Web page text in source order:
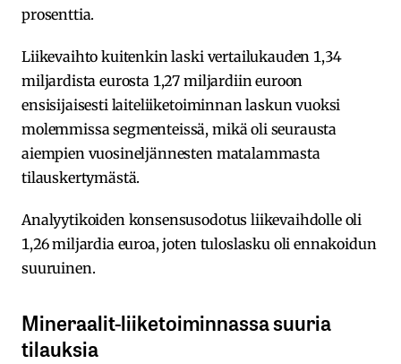
prosenttia.
Liikevaihto kuitenkin laski vertailukauden 1,34
miljardista eurosta 1,27 miljardiin euroon
ensisijaisesti laiteliiketoiminnan laskun vuoksi
molemmissa segmenteissä, mikä oli seurausta
aiempien vuosineljännesten matalammasta
tilauskertymästä.
Analyytikoiden konsensusodotus liikevaihdolle oli
1,26 miljardia euroa, joten tuloslasku oli ennakoidun
suuruinen.
Mineraalit-liiketoiminnassa suuria
tilauksia